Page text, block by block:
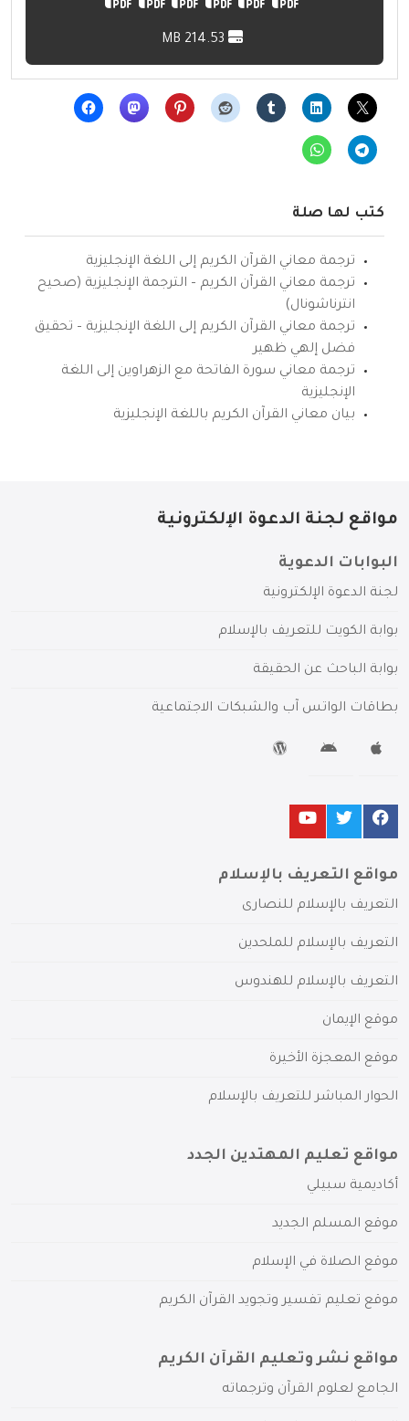
كتب لها صلة
ترجمة معاني القرآن الكريم إلى اللغة الإنجليزية
ترجمة معاني القرآن الكريم – الترجمة الإنجليزية (صحيح
انترناشونال)
ترجمة معاني القرآن الكريم إلى اللغة الإنجليزية – تحقيق
فضل إلهي ظهير
ترجمة معاني سورة الفاتحة مع الزهراوين إلى اللغة
الإنجليزية
بيان معاني القرآن الكريم باللغة الإنجليزية
مواقع لجنة الدعوة الإلكترونية
البوابات الدعوية
لجنة الدعوة الإلكترونية
بوابة الكويت للتعريف بالإسلام
بوابة الباحث عن الحقيقة
بطاقات الواتس آب والشبكات الاجتماعية
مواقع التعريف بالإسلام
التعريف بالإسلام للنصارى
التعريف بالإسلام للملحدين
التعريف بالإسلام للهندوس
موقع الإيمان
موقع المعجزة الأخيرة
الحوار المباشر للتعريف بالإسلام
مواقع تعليم المهتدين الجدد
أكاديمية سبيلي
موقع المسلم الجديد
موقع الصلاة في الإسلام
موقع تعليم تفسير وتجويد القرآن الكريم
مواقع نشر وتعليم القرآن الكريم
الجامع لعلوم القرآن وترجماته